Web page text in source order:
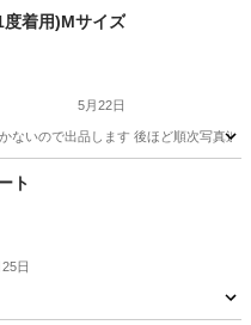
ケア着用)Mサイズ
5月22日
ないので出品します 後ほど順次写真追
ト
日